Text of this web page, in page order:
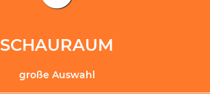
SCHAURAUM
große Auswahl